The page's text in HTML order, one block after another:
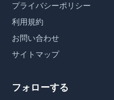
プライバシーポリシー
利用規約
お問い合わせ
サイトマップ
フォローする